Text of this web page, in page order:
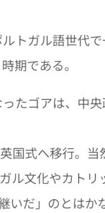
ガル語世代
期である。
たゴアは、中
式へ移行。
文化やカト
だ」のとはか